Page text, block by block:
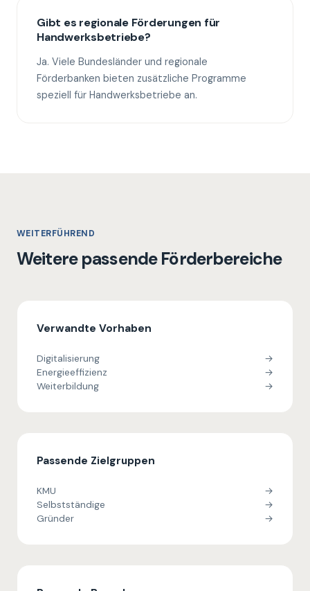
Gibt es regionale Förderungen für
Handwerksbetriebe?
Ja. Viele Bundesländer und regionale
Förderbanken bieten zusätzliche Programme
speziell für Handwerksbetriebe an.
WEITERFÜHREND
Weitere passende Förderbereiche
Verwandte Vorhaben
Digitalisierung
→
Energieeffizienz
→
Weiterbildung
→
Passende Zielgruppen
KMU
→
Selbstständige
→
Gründer
→